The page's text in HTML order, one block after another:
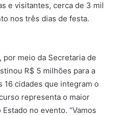
e visitantes, cerca de 3 mil
nos três dias de festa.
por meio da Secretaria de
R$ 5 milhões para a
16 cidades que integram o
representa o maior
no evento. “Vamos